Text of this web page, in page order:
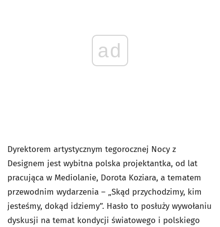
ad
Dyrektorem artystycznym tegorocznej Nocy z
Designem jest wybitna polska projektantka, od lat
pracująca w Mediolanie, Dorota Koziara, a tematem
przewodnim wydarzenia – „Skąd przychodzimy, kim
jesteśmy, dokąd idziemy”. Hasło to posłuży wywołaniu
dyskusji na temat kondycji światowego i polskiego